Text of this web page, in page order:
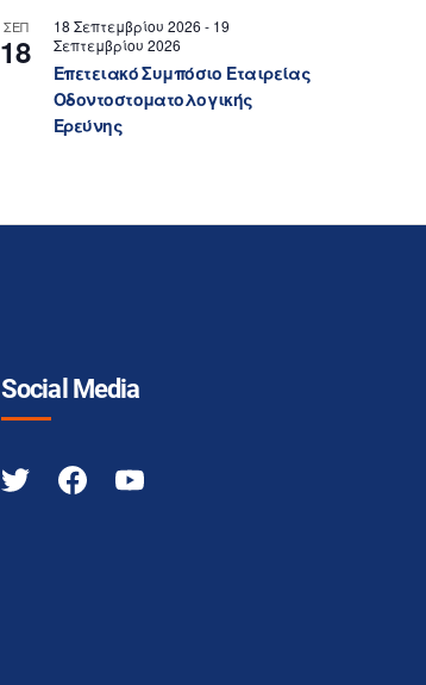
ΣΕΠ
18
18 Σεπτεμβρίου 2026 - 19
Σεπτεμβρίου 2026
Επετειακό Συμπόσιο Εταιρείας
Οδοντοστοματολογικής
Ερεύνης
Social Media